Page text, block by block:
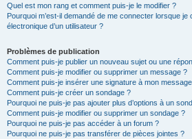
Quel est mon rang et comment puis-je le modifier ?
Pourquoi m’est-il demandé de me connecter lorsque
électronique d’un utilisateur ?
Problèmes de publication
Comment puis-je publier un nouveau sujet ou une
Comment puis-je modifier ou supprimer un message ?
Comment puis-je insérer une signature à mon
Comment puis-je créer un sondage ?
Pourquoi ne puis-je pas ajouter plus d’options à un
Comment puis-je modifier ou supprimer un sondage ?
Pourquoi ne puis-je pas accéder à un forum ?
Pourquoi ne puis-je pas transférer de pièces jointes ?